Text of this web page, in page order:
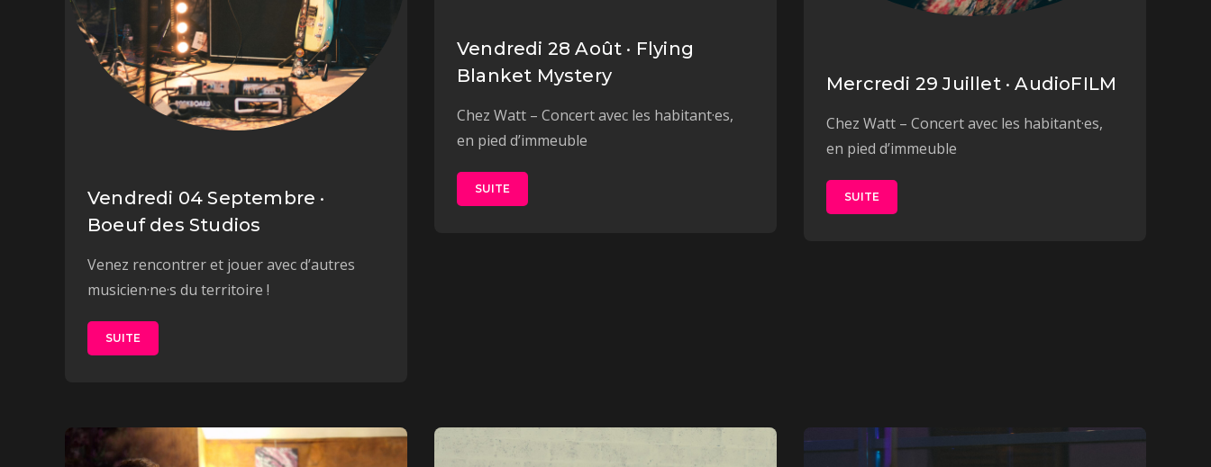
Vendredi 04 Septembre ·
Boeuf des Studios
Venez rencontrer et jouer avec d’autres
musicien·ne·s du territoire !
SUITE
Vendredi 28 Août · Flying
Blanket Mystery
Chez Watt – Concert avec les habitant·es,
en pied d’immeuble
SUITE
Mercredi 29 Juillet · AudioFILM
Chez Watt – Concert avec les habitant·es,
en pied d’immeuble
SUITE